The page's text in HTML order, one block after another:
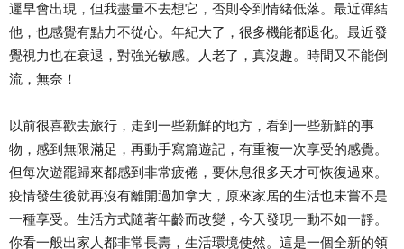
遲早會出現，但我盡量不去想它，否則令到情緒低落。最近彈結
他，也感覺有點力不從心。年紀大了，很多機能都退化。最近發
覺視力也在衰退，對強光敏感。人老了，真沒趣。時間又不能倒
流，無奈！
以前很喜歡去旅行，走到一些新鮮的地方，看到一些新鮮的事
物，感到無限滿足，再動手寫篇遊記，有重複一次享受的感覺。
但每次遊罷歸來都感到非常疲倦，要休息很多天才可恢復過來。
疫情發生後就再沒有離開過加拿大，原來家居的生活也未嘗不是
一種享受。生活方式隨著年齡而改變，今天發現一動不如一靜。
你看一般出家人都非常長壽，生活環境使然。這是一個全新的領